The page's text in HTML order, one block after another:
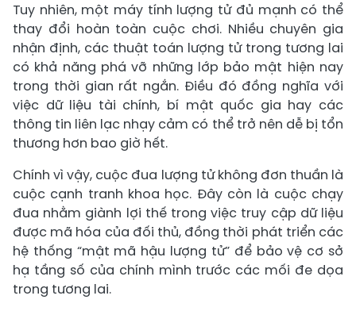
Tuy nhiên, một máy tính lượng tử đủ mạnh có thể
thay đổi hoàn toàn cuộc chơi. Nhiều chuyên gia
nhận định, các thuật toán lượng tử trong tương lai
có khả năng phá vỡ những lớp bảo mật hiện nay
trong thời gian rất ngắn. Điều đó đồng nghĩa với
việc dữ liệu tài chính, bí mật quốc gia hay các
thông tin liên lạc nhạy cảm có thể trở nên dễ bị tổn
thương hơn bao giờ hết.
Chính vì vậy, cuộc đua lượng tử không đơn thuần là
cuộc cạnh tranh khoa học. Đây còn là cuộc chạy
đua nhằm giành lợi thế trong việc truy cập dữ liệu
được mã hóa của đối thủ, đồng thời phát triển các
hệ thống “mật mã hậu lượng tử” để bảo vệ cơ sở
hạ tầng số của chính mình trước các mối đe dọa
trong tương lai.